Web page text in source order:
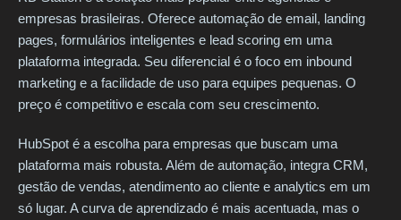
empresas brasileiras. Oferece automação de email, landing
pages, formulários inteligentes e lead scoring em uma
plataforma integrada. Seu diferencial é o foco em inbound
marketing e a facilidade de uso para equipes pequenas. O
preço é competitivo e escala com seu crescimento.
HubSpot é a escolha para empresas que buscam uma
plataforma mais robusta. Além de automação, integra CRM,
gestão de vendas, atendimento ao cliente e analytics em um
só lugar. A curva de aprendizado é mais acentuada, mas o